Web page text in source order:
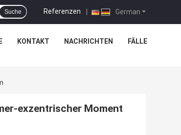
German
Referenzen |
Suche
KONTAKT NACHRICHTEN FÄLLE
exzentrischer Moment